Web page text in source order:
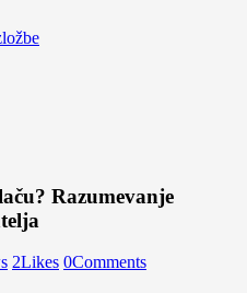
Razumevanje
2Likes 0Comments